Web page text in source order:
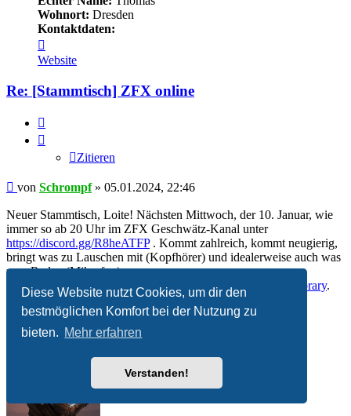
Diese Website nutzt Cookies, um dir den
bestmöglichen Komfort bei der Nutzung zu
bieten. Mehr erfahren
Verstanden!
Wohnort: Dresden
Kontaktdaten:
von
Schrompf
Website
Re: [Stammtisch] ZFX online
Zitieren
Beitrag
von Schrompf» 05.01.2024, 22:46
Neuer Stammtisch, Loite! Nächsten Mittwoch, der 10. Januar, wie
immer so ab 20 Uhr im ZFX Geschwätz-Kanal unter
https://discord.gg/R8heATFP. Kommt zahlreich, kommt neugierig,
bringt was zu Lauschen mit (Kopfhörer) und idealerweise auch was
zum Reden (Mikrofon).
Früher malDreamworlds. Früher mal Open Asset Import Library.
Heutzutage nur noch so rumwursteln.
Nach
oben